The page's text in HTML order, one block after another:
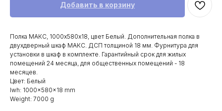
Добавить в корзину
Полка МАКС, 1000х580х18, цвет Белый. Дополнительная полка в
двухдверный шкаф МАКС. ДСП толщиной 18 мм. Фурнитура для
установки в шкаф в комплекте. Гарантийный срок для жилых
помещений 24 месяца, для общественных помещений - 18
месяцев.
Цвет: Белый
lwh: 1000x580x18 mm
Weight: 7000 g